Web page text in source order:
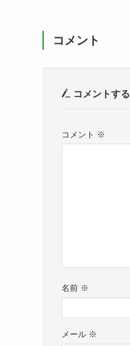
コメント
コメントする
コメント ※
名前 ※
メール ※